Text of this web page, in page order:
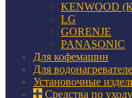
KENWOOD
LG
GORENJE
PANASONIC
Для кофемашин
Для
Установочные
Средства по уходу